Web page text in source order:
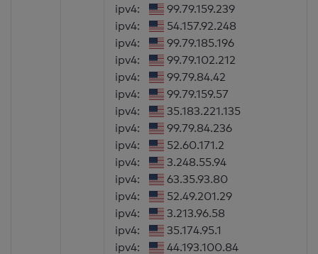
ipv4:
99.79.159.239
ipv4:
54.157.92.248
ipv4:
99.79.185.196
ipv4:
99.79.102.212
ipv4:
99.79.84.42
ipv4:
99.79.159.57
ipv4:
35.183.221.135
ipv4:
99.79.84.236
ipv4:
52.60.171.2
ipv4:
3.248.55.94
ipv4:
63.35.93.80
ipv4:
52.49.201.29
ipv4:
3.213.96.58
ipv4:
35.174.95.1
ipv4:
44.193.100.84